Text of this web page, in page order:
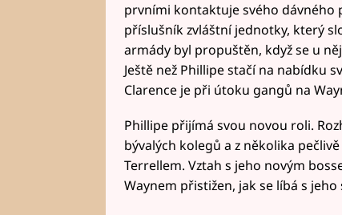
prvními kontaktuje svého dávného
příslušník zvláštní jednotky, který
armády byl propuštěn, když se u
Ještě než Phillipe stačí na nabídku
Clarence je při útoku gangů na
Phillipe přijímá svou novou roli.
bývalých kolegů a z několika
Terrellem. Vztah s jeho novým
Waynem přistižen, jak se líbá s jeho